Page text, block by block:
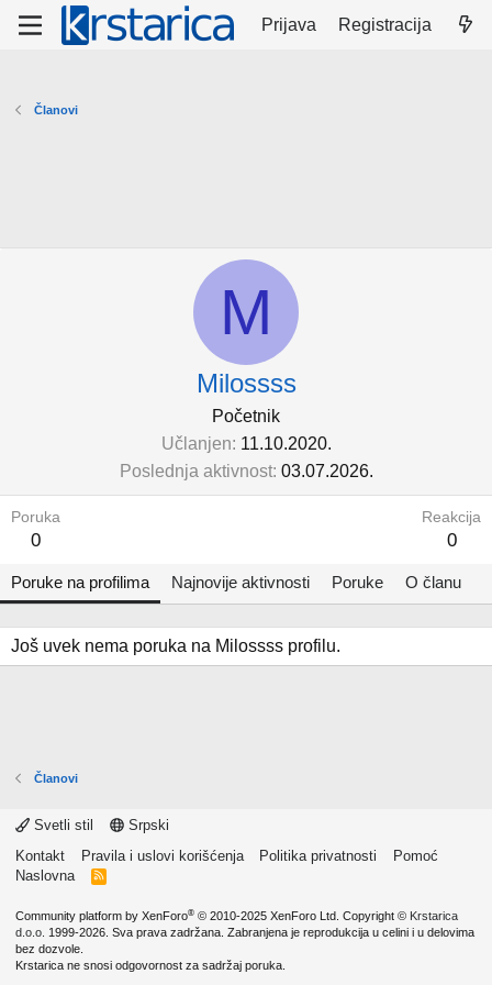
Prijava Registracija
Članovi
M
Milossss
Početnik
Učlanjen 11.10.2020.
Poslednja aktivnost 03.07.2026.
Poruka
0
Reakcija
0
Poruke na profilima Najnovije aktivnosti Poruke O članu
Još uvek nema poruka na Milossss profilu.
Članovi
Svetli stil
Srpski
Kontakt
Pravila i uslovi korišćenja Politika privatnosti
Pomoć
Naslovna
R
Community platform by XenForo® © 2010-2025 XenForo Ltd. Copyright © Krstarica
d.o.o. 1999-2026. Sva prava zadržana. Zabranjena je reprodukcija u celini i u delovima
bez dozvole.
Krstarica ne snosi odgovornost za sadržaj poruka.